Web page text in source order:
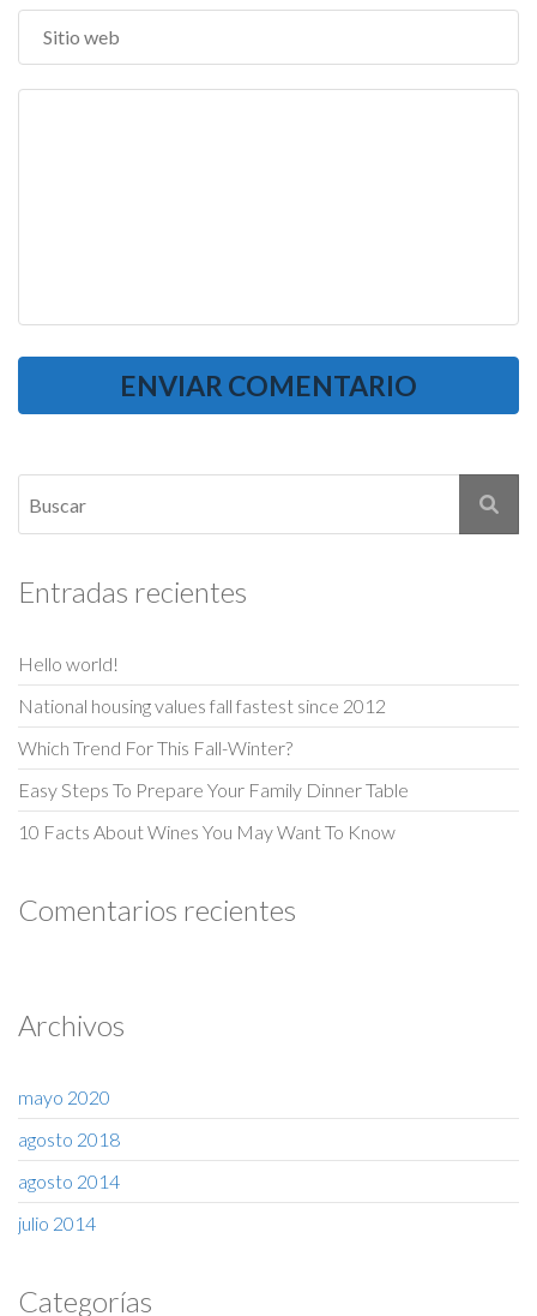
Entradas recientes
Hello world!
National housing values fall fastest since 2012
Which Trend For This Fall-Winter?
Easy Steps To Prepare Your Family Dinner Table
10 Facts About Wines You May Want To Know
Comentarios recientes
Archivos
mayo 2020
agosto 2018
agosto 2014
julio 2014
Categorías